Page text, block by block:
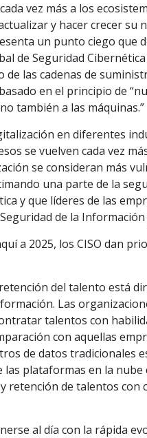
vez más a los
y hacer crecer su
un punto ciego que
de Seguridad
las cadenas de
en el principio de
también a las máquinas.”
en diferentes
se vuelven cada vez
se consideran más
una parte de la
y que líderes de las
de la
a 2025, los CISO dan
del talento está
Las
talentos con
con aquellas
de datos tradicionales
plataformas en la nube
retención de talentos con
al día con la rápida